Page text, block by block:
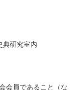
研究室内
会員であること（な